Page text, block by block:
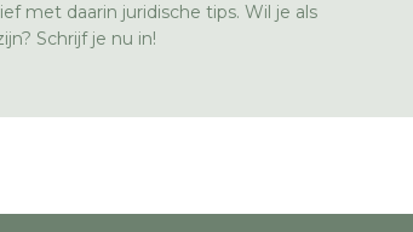
met daarin juridische tips. Wil je als
Schrijf je nu in!